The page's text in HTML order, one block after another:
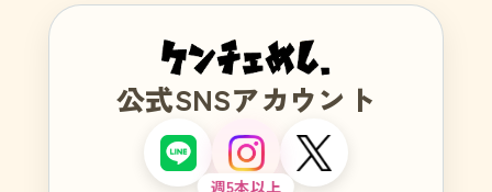
公式SNSアカウント
週5本以上